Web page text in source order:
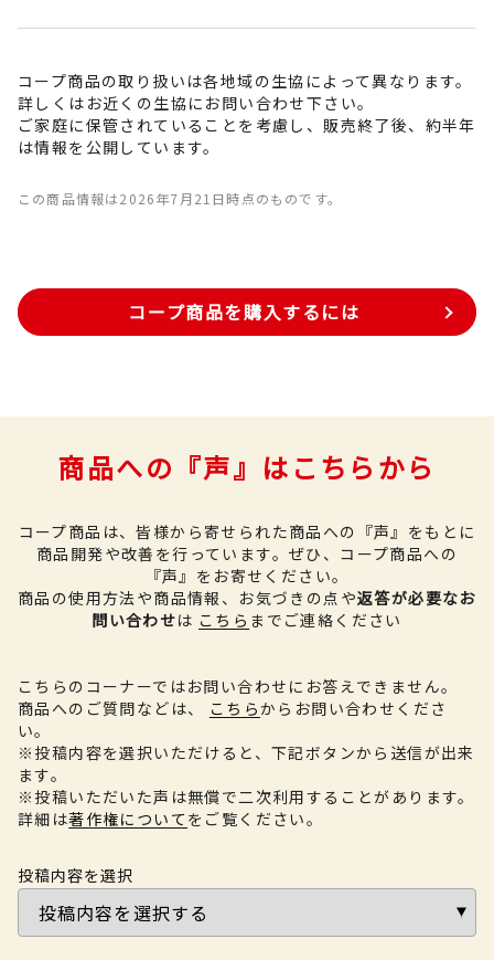
コープ商品の取り扱いは各地域の生協によって異なります。
詳しくはお近くの生協にお問い合わせ下さい。
ご家庭に保管されていることを考慮し、販売終了後、約半年
は情報を公開しています。
この商品情報は2026年7月21日時点のものです。
コープ商品を購入するには
商品への『声』はこちらから
コープ商品は、皆様から寄せられた商品への『声』をもとに
商品開発や改善を行っています。 ぜひ、コープ商品への
『声』をお寄せください。
商品の使用方法や商品情報、お気づきの点や返答が必要なお
問い合わせは こちら までご連絡ください
こちらのコーナーではお問い合わせにお答えできません。
商品へのご質問などは、
こちらからお問い合わせくださ
い。
※投稿内容を選択いただけると、下記ボタンから送信が出来
ます。
※投稿いただいた声は無償で二次利用することがあります。
詳細は著作権について をご覧ください。
投稿内容を選択